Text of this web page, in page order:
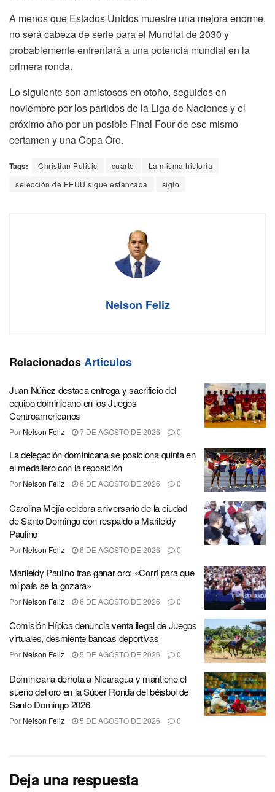
A menos que Estados Unidos muestre una mejora enorme,
no será cabeza de serie para el Mundial de 2030 y
probablemente enfrentará a una potencia mundial en la
primera ronda.
Lo siguiente son amistosos en otoño, seguidos en
noviembre por los partidos de la Liga de Naciones y el
próximo año por un posible Final Four de ese mismo
certamen y una Copa Oro.
Tags: Christian Pulisic cuarto
La misma historia
selección de EEUU sigue estancada
siglo
Nelson Feliz
RelacionadosArtículos
Juan Núñez destaca entrega y sacrificio del
equipo dominicano en los Juegos
Centroamericanos
Por Nelson Feliz 7 DE AGOSTO DE 2026 0
La delegación dominicana se posiciona quinta en
el medallero con la reposición
Por Nelson Feliz 6 DE AGOSTO DE 2026 0
Carolina Mejía celebra aniversario de la ciudad
de Santo Domingo con respaldo a Marileidy
Paulino
Por Nelson Feliz 6 DE AGOSTO DE 2026 0
Marileidy Paulino tras ganar oro: «Corrí para que
mi país se la gozara»
Por Nelson Feliz 6 DE AGOSTO DE 2026 0
Comisión Hípica denuncia venta ilegal de Juegos
virtuales, desmiente bancas deportivas
Por Nelson Feliz 5 DE AGOSTO DE 2026 0
Dominicana derrota a Nicaragua y mantiene el
sueño del oro en la Súper Ronda del béisbol de
Santo Domingo 2026
Por Nelson Feliz 5 DE AGOSTO DE 2026 0
Deja una respuesta